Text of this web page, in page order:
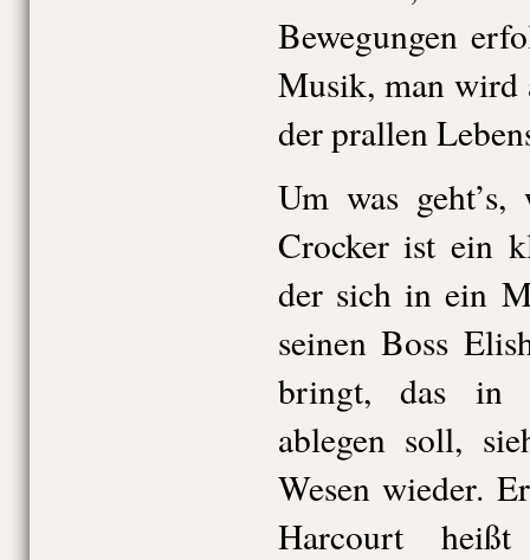
Bewegungen
Musik, man wird
der prallen
Um was
Crocker ist ein
der sich in ein
seinen Boss
bringt, das in
ablegen soll,
Wesen wieder.
Harcourt